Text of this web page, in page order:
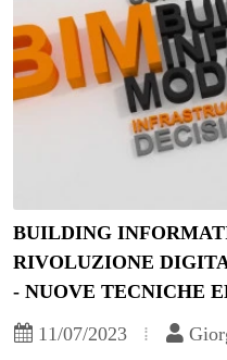
BUILDING
RIVOLUZIONE
- NUOVE TECNICHE
11/07/2023